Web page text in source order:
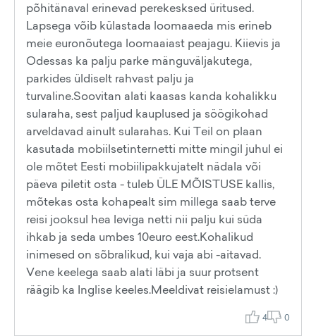
põhitänaval erinevad perekesksed üritused.
Lapsega võib külastada loomaaeda mis erineb
meie euronõutega loomaaiast peajagu. Kiievis ja
Odessas ka palju parke mänguväljakutega,
parkides üldiselt rahvast palju ja
turvaline.Soovitan alati kaasas kanda kohalikku
sularaha, sest paljud kauplused ja söögikohad
arveldavad ainult sularahas. Kui Teil on plaan
kasutada mobiilsetinternetti mitte mingil juhul ei
ole mõtet Eesti mobiilipakkujatelt nädala või
päeva piletit osta - tuleb ÜLE MÕISTUSE kallis,
mõtekas osta kohapealt sim millega saab terve
reisi jooksul hea leviga netti nii palju kui süda
ihkab ja seda umbes 10euro eest.Kohalikud
inimesed on sõbralikud, kui vaja abi -aitavad.
Vene keelega saab alati läbi ja suur protsent
räägib ka Inglise keeles.Meeldivat reisielamust :)
4 0